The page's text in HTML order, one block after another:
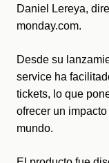
Daniel Lereya,
monday.com.
Desde su
service ha
tickets, lo que
ofrecer un
mundo.